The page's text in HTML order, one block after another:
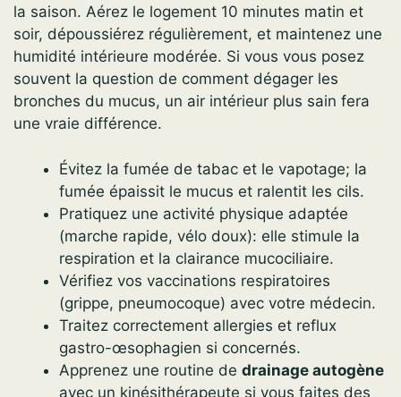
la saison. Aérez le logement 10 minutes matin et
soir, dépoussiérez régulièrement, et maintenez une
humidité intérieure modérée. Si vous vous posez
souvent la question de comment dégager les
bronches du mucus, un air intérieur plus sain fera
une vraie différence.
Évitez la fumée de tabac et le vapotage; la
fumée épaissit le mucus et ralentit les cils.
Pratiquez une activité physique adaptée
(marche rapide, vélo doux): elle stimule la
respiration et la clairance mucociliaire.
Vérifiez vos vaccinations respiratoires
(grippe, pneumocoque) avec votre médecin.
Traitez correctement allergies et reflux
gastro-œsophagien si concernés.
Apprenez une routine de drainage autogène
avec un kinésithérapeute si vous faites des